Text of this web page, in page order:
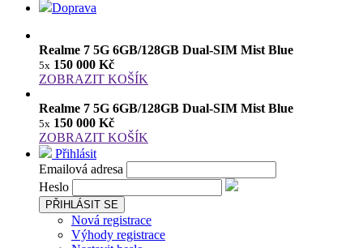
Doprava
Realme 7 5G 6GB/128GB Dual-SIM Mist Blue
5x 150 000 Kč
ZOBRAZIT KOŠÍK
Realme 7 5G 6GB/128GB Dual-SIM Mist Blue
5x 150 000 Kč
ZOBRAZIT KOŠÍK
Přihlásit
Emailová adresa
Heslo
PŘIHLÁSIT SE
Nová registrace
Výhody registrace